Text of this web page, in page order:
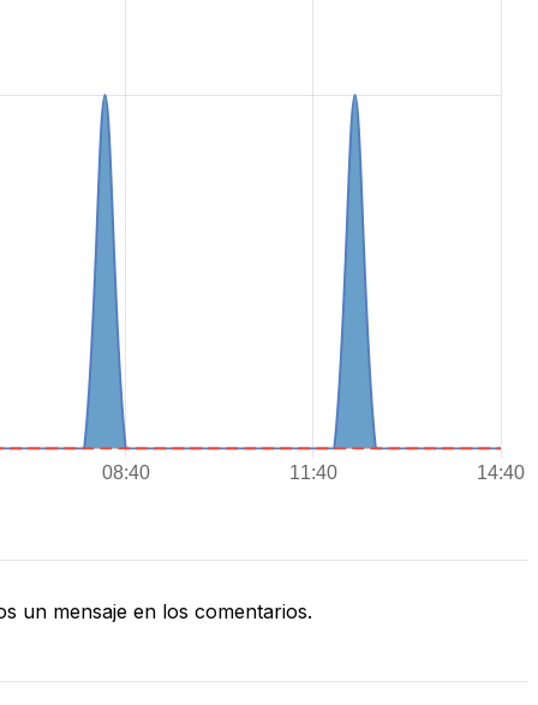
un mensaje en los comentarios.